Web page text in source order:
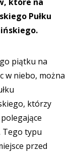
Pułku
piątku na
w niebo, można
którzy
Tego typu
przed